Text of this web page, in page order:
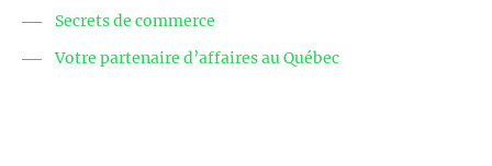
Secrets de commerce
Votre partenaire d’affaires au Québec